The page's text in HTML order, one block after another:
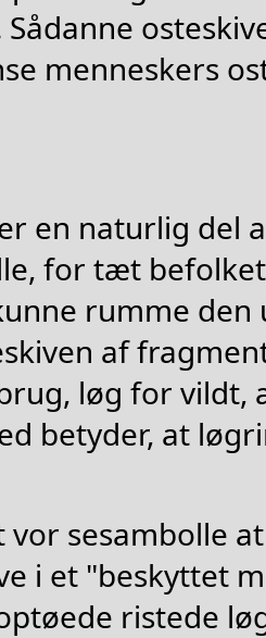
menneskers
en naturlig del
for tæt
rumme den
af
løg for vildt,
betyder, at
vor sesambolle
i et "beskyttet
ristede